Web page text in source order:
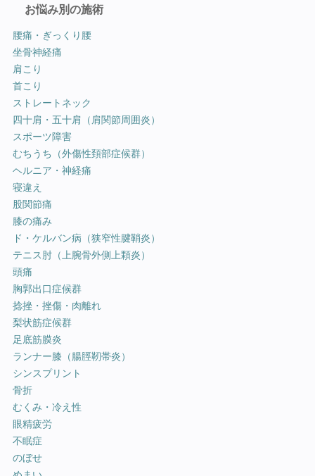
お悩み別の施術
腰痛・ぎっくり腰
坐骨神経痛
肩こり
首こり
ストレートネック
四十肩・五十肩（肩関節周囲炎）
スポーツ障害
むちうち（外傷性頚部症候群）
ヘルニア・神経痛
寝違え
股関節痛
膝の痛み
ド・ケルバン病（狭窄性腱鞘炎）
テニス肘（上腕骨外側上顆炎）
頭痛
胸郭出口症候群
捻挫・挫傷・肉離れ
梨状筋症候群
足底筋膜炎
ランナー膝（腸脛靭帯炎）
シンスプリント
骨折
むくみ・冷え性
眼精疲労
不眠症
のぼせ